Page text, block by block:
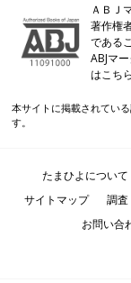
ＡＢＪ
著作権
である
ABJマ
はこ
本サイトに掲載されてい
す。
たまひよについて
サイトマップ
調査
お問い合